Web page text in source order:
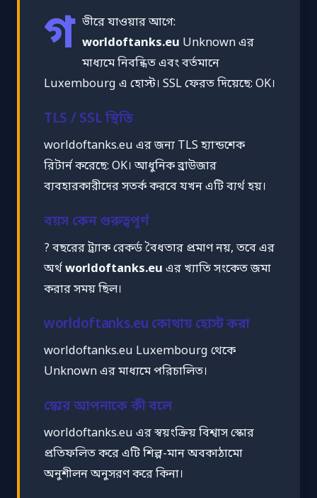
গ ভীরে যাওয়ার আগে:
worldoftanks.eu Unknown এর
মাধ্যমে নিবন্ধিত এবং বর্তমানে
Luxembourg এ হোস্ট। SSL ফেরত দিয়েছে: OK।
TLS / SSL স্থিতি
worldoftanks.eu এর জন্য TLS হ্যান্ডশেক
রিটার্ন করেছে: OK। আধুনিক ব্রাউজার
ব্যবহারকারীদের সতর্ক করবে যখন এটি ব্যর্থ হয়।
বয়স কেন গুরুত্বপূর্ণ
? বছরের ট্র্যাক রেকর্ড বৈধতার প্রমাণ নয়, তবে এর
অর্থworldoftanks.eu এর খ্যাতি সংকেত জমা
করার সময় ছিল।
worldoftanks.eu কোথায় হোস্ট করা
worldoftanks.eu Luxembourg থেকে
Unknown এর মাধ্যমে পরিচালিত।
স্কোর আপনাকে কী বলে
worldoftanks.eu এর স্বয়ংক্রিয় বিশ্বাস স্কোর
প্রতিফলিত করে এটি শিল্প-মান অবকাঠামো
অনুশীলন অনুসরণ করে কিনা।